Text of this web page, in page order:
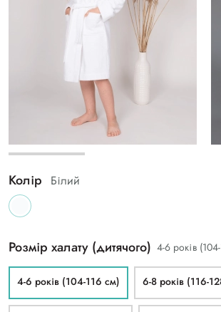
Колір Білий
Розмір халату (дитячого) 4-6 років
4-6 років (104-116 см) 6-8 років (116-